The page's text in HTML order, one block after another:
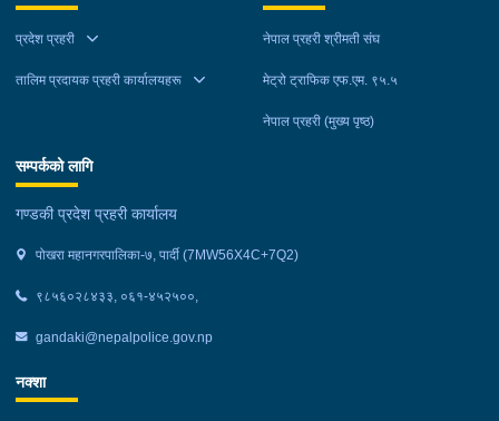
प्रदेश प्रहरी
तालिम प्रदायक प्रहरी कार्यालयहरू
नेपाल प्रहरी श्रीमती संघ
मेट्रो ट्राफिक एफ.एम. ९५.५
नेपाल प्रहरी (मुख्य पृष्ठ)
सम्पर्कको लागि
गण्डकी प्रदेश प्रहरी कार्यालय
पोखरा महानगरपालिका-७, पार्दी (7MW56X4C+7Q2)
९८५६०२८४३३, ०६१-४५२५००,
gandaki@nepalpolice.gov.np
नक्शा